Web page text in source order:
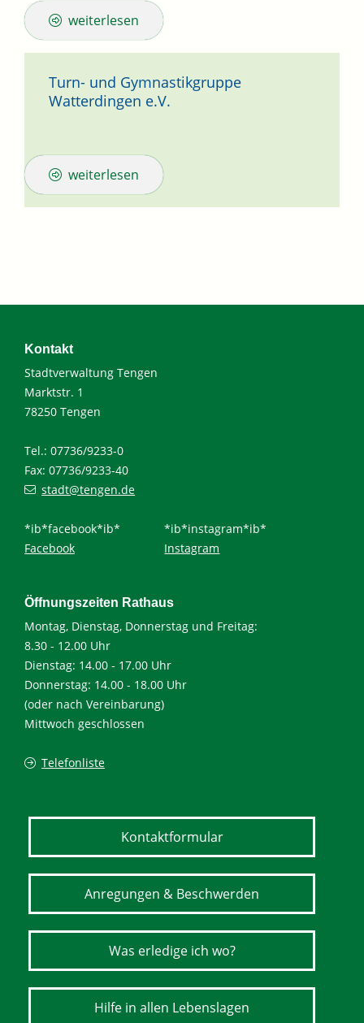
weiterlesen
Turn- und Gymnastikgruppe
Watterdingen e.V.
weiterlesen
Kontakt
Stadtverwaltung Tengen
Marktstr. 1
78250 Tengen
Tel.: 07736/9233-0
Fax: 07736/9233-40
stadt@tengen.de
*ib*facebook*ib*
Facebook
*ib*instagram*ib*
Instagram
Öffnungszeiten Rathaus
Montag, Dienstag, Donnerstag und Freitag:
8.30 - 12.00 Uhr
Dienstag: 14.00 - 17.00 Uhr
Donnerstag: 14.00 - 18.00 Uhr
(oder nach Vereinbarung)
Mittwoch geschlossen
Telefonliste
Kontaktformular
Anregungen & Beschwerden
Was erledige ich wo?
Hilfe in allen Lebenslagen